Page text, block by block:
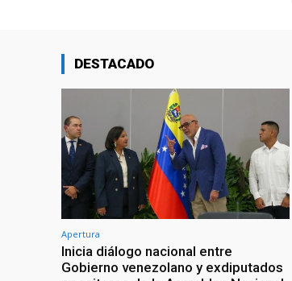
DESTACADO
Apertura
Inicia diálogo nacional entre
Gobierno venezolano y exdiputados